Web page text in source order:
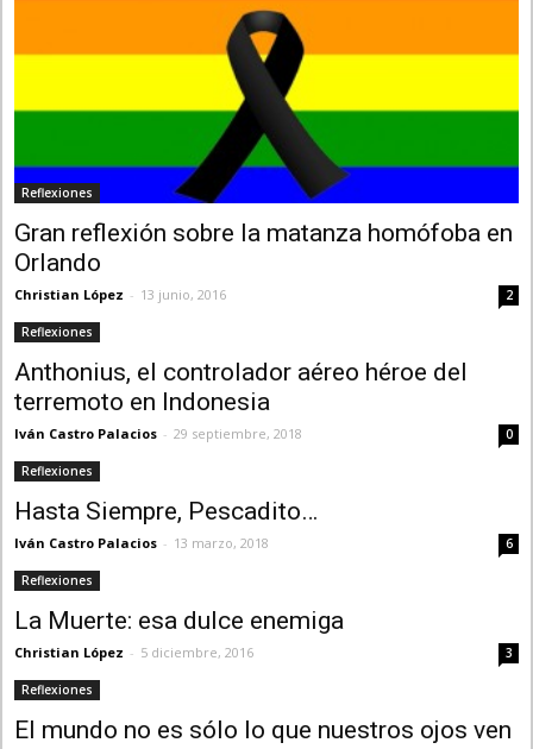
Reflexiones
Gran reflexión sobre la matanza homófoba en
Orlando
Christian López - 13 junio, 2016 2
Reflexiones
Anthonius, el controlador aéreo héroe del
terremoto en Indonesia
Iván Castro Palacios - 29 septiembre, 2018 0
Reflexiones
Hasta Siempre, Pescadito…
Iván Castro Palacios - 13 marzo, 2018 6
Reflexiones
La Muerte: esa dulce enemiga
Christian López - 5 diciembre, 2016 3
Reflexiones
El mundo no es sólo lo que nuestros ojos ven